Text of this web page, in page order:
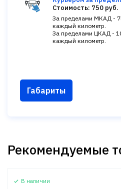
Стоимость: 750 руб.
За пределами МКАД -
каждый километр.
За пределами ЦКАД -
каждый километр.
Габариты
Рекомендуемые
В наличии